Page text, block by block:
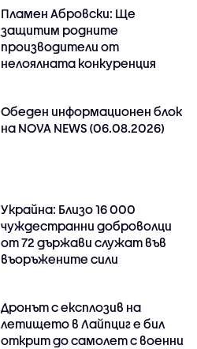
Пламен Абровски: Ще
защитим родните
производители от
нелоялната конкуренция
Обеден информационен блок
на NOVA NEWS (06.08.2026)
Украйна: Близо 16 000
чуждестранни доброволци
от 72 държави служат във
въоръжените сили
Дронът с експлозив на
летището в Лайпциг е бил
открит до самолет с военни